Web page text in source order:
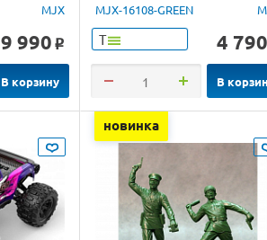
MJX
9 990 o
В корзину
RTR
MJX-16108-GREEN
Т 4 790
В
новинка